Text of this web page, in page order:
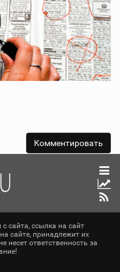
сайта, ссылка на сайт
сайте, принадлежит их
несет ответственность за